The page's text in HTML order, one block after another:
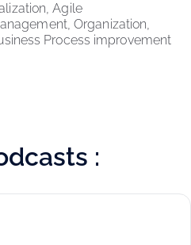
Agile
Organization,
Process improvement
: